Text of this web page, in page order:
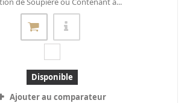
Disponible
Ajouter au comparateur